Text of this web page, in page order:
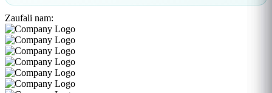
Zaufali nam: